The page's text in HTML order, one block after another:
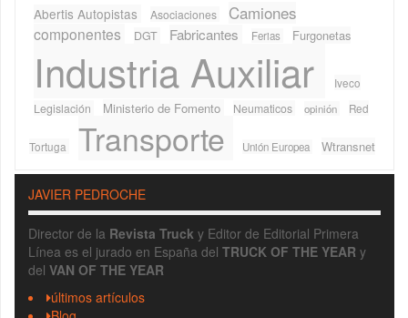
Abertis Autopistas Asociaciones Camiones
componentes DGT Fabricantes Ferias Furgonetas
Industria Auxiliar
Iveco
Legislación
Ministerio de Fomento Neumaticos opinión Red
Tortuga Transporte Unión Europea Wtransnet
JAVIER PEDROCHE
Director de la Revista Truck y Editor de Editorial Primera
Línea es el jurado en España del TRUCK OF THE YEAR y
del VAN OF THE YEAR
últimos artículos